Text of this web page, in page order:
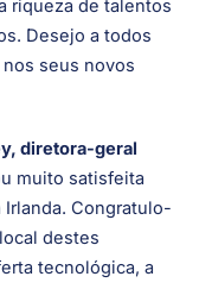
uma série de
a posição
estratégica para
nossa
Desejo a todos
seus novos
diretora-geral